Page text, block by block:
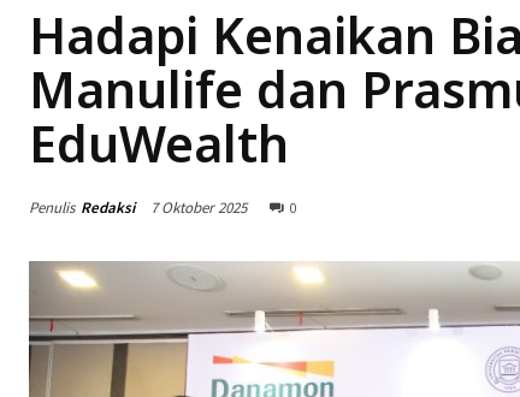
Hadapi Kenaikan
Manulife dan
EduWealth
Penulis Redaksi 7 Oktober 2025 0